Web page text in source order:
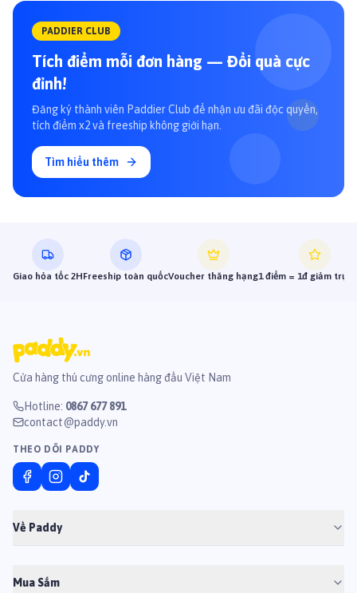
PADDIER CLUB
Tích điểm mỗi đơn hàng — Đổi quà cực
đỉnh!
Đăng ký thành viên Paddier Club để nhận ưu đãi độc quyền,
tích điểm x2 và freeship không giới hạn.
Tìm hiểu thêm
Giao hỏa tốc 2HFreeship toàn quốcVoucher thăng hạng1 điểm = 1đ giảm trực
Cửa hàng thú cưng online hàng đầu Việt Nam
Hotline: 0867 677 891
contact@paddy.vn
THEO DÕI PADDY
Về Paddy
Mua Sắm